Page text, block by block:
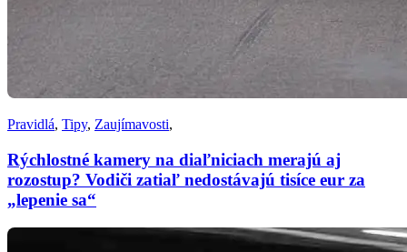
Pravidlá, Tipy, Zaujímavosti,
Rýchlostné kamery na diaľniciach merajú aj
rozostup? Vodiči zatiaľ nedostávajú tisíce eur za
„lepenie sa“